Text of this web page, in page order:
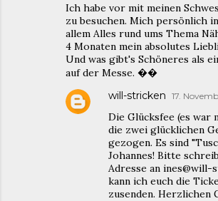
Ich habe vor mit meinen
zu besuchen. Mich persönlich
allem Alles rund ums Thema
4 Monaten mein absolutes
Und was gibt's Schöneres als
auf der Messe. ��
will-stricken 17.
Die Glücksfee (es war
die zwei glücklichen
gezogen. Es sind
Johannes! Bitte
Adresse an ines@will-
kann ich euch die
zusenden. Herzlichen